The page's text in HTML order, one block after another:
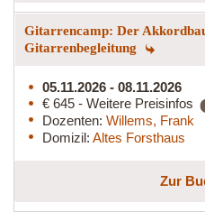
Gitarrencamp: Der
Gitarrenbegleitung
05.11.2026 - 08.11.2026
€ 645 - Weitere Preisinfos
Dozenten: Willems, Frank
Domizil: Altes Forsthaus
Zur